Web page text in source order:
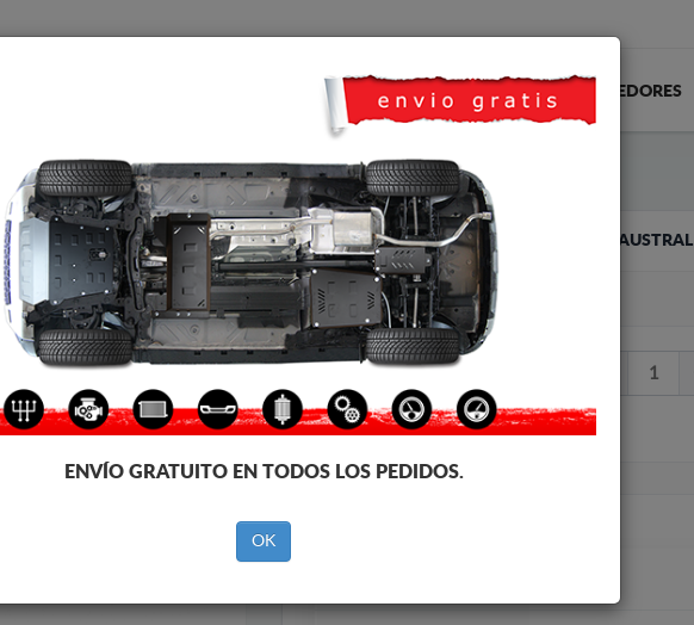
TRANSPORTE FEEDBACK REVENDEDORES
Renault Austral
CUBRE CÁRTER DE ALUMINIO RENAULT AUSTRAL
Código de producto: 19.140ALU
320
IVA incl.
ENVÍO GRATUITO EN TODOS LOS PEDIDOS.
OK